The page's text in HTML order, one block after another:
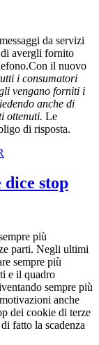
da servizi
avergli fornito
il nuovo
i consumatori
vengano forniti i
anche di
ottenuti. Le
di risposta.
stop
più
parti. Negli ultimi
sempre più
e il quadro
sempre più
anche
dei cookie di terze
fatto la scadenza